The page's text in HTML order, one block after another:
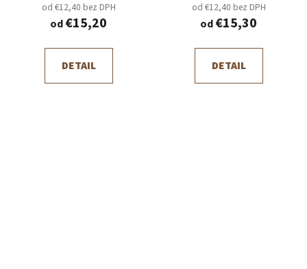
od €12,40 bez DPH
od€15,20
DETAIL
od €12,40 bez DPH
od€15,30
DETAIL